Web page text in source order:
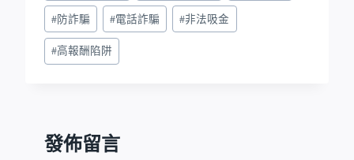
#防詐騙 #電話詐騙 #非法吸金
#高報酬陷阱
發佈留言